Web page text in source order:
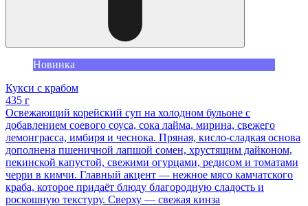
Новинка
Кукси с крабом
435 г
Освежающий корейский суп на холодном бульоне с
добавлением соевого соуса, сока лайма, мирина, свежего
лемонграсса, имбиря и чеснока. Пряная, кисло-сладкая основа
дополнена пшеничной лапшой сомен, хрустящим дайконом,
пекинской капустой, свежими огурцами, редисом и томатами
черри в кимчи. Главный акцент — нежное мясо камчатского
краба, которое придаёт блюду благородную сладость и
роскошную текстуру. Сверху — свежая кинза